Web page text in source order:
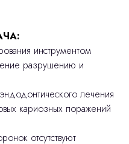
инструментом
разрушению и
лечения
кариозных поражений
отсутствуют